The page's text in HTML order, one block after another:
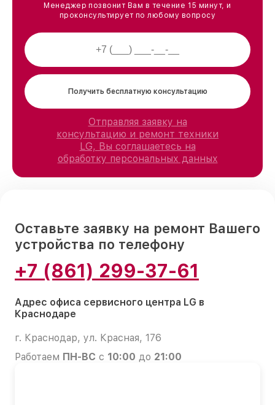
Менеджер позвонит Вам в течение 15 минут, и
проконсультирует по любому вопросу
Получить бесплатную консультацию
Отправляя заявку на
консультацию и ремонт техники
LG, Вы соглашаетесь на
обработку персональных данных
Оставьте заявку на ремонт Вашего
устройства по телефону
+7 (861) 299-37-61
Адрес офиса сервисного центра LG в
Краснодаре
г. Краснодар, ул. Красная, 176
Работаем ПН-ВС с 10:00 до 21:00